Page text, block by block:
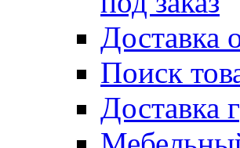
Доставка
Поиск
Доставка